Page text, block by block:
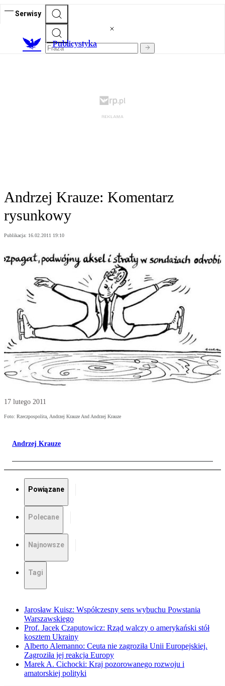
Serwisy
Publicystyka
Andrzej Krauze: Komentarz
rysunkowy
Publikacja: 16.02.2011 19:10
17 lutego 2011
Foto: Rzeczpospolita, Andrzej Krauze And Andrzej Krauze
Andrzej Krauze
Powiązane
Polecane
Najnowsze
Tagi
Jarosław Kuisz: Współczesny sens wybuchu Powstania
Warszawskiego
Prof. Jacek Czaputowicz: Rząd walczy o amerykański stół
kosztem Ukrainy
Alberto Alemanno: Ceuta nie zagroziła Unii Europejskiej.
Zagroziła jej reakcja Europy
Marek A. Cichocki: Kraj pozorowanego rozwoju i
amatorskiej polityki